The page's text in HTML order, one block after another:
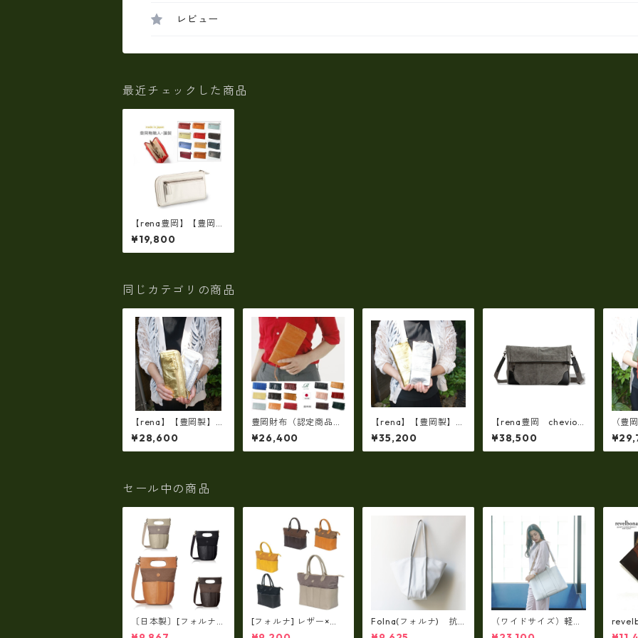
レビュー
最近チェックした商品
【rena豊岡】【豊岡
製】スペイン牛革（仔
牛革）手絞りオイル仕
上げ L字ファスナー
¥19,800
同じカテゴリの商品
【rena】【豊岡製】◇
純金銀箔革製品・限定
生産☆スペイン牛革
（仔牛革）手絞り＆オ
¥28,600
豊岡財布（認定商品）
FEEDBAG【豊岡製】
（15color）スペイン
仔牛革製☆手絞りオイ
¥26,400
【rena】【豊岡製】◇
純金箔革製品・限定生
産☆スペイン牛革（仔
牛革）手絞り＆オイル
¥35,200
【rena豊岡 chevio
t】【豊岡製・火山灰
+松墨手染め】8号帆
布・口折り斜め掛けシ
¥38,500
（豊
サス
ー・
革ラ
セール中の商品
〔日本製〕[フォルナ]
レザー×パラフィン筒
[フォルナ] レザー×パ
ラフィン筒型2way シ
Folna(フォルナ) 抗
菌ソフトスムースレザ
（ワイドサイズ）軽
量・牛革製品・2WAY
国産